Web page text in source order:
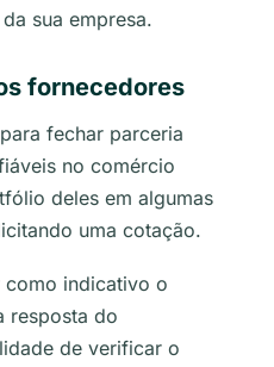
sua empresa.
fornecedores
fechar parceria
no comércio
deles em algumas
uma cotação.
como indicativo o
resposta do
de verificar o